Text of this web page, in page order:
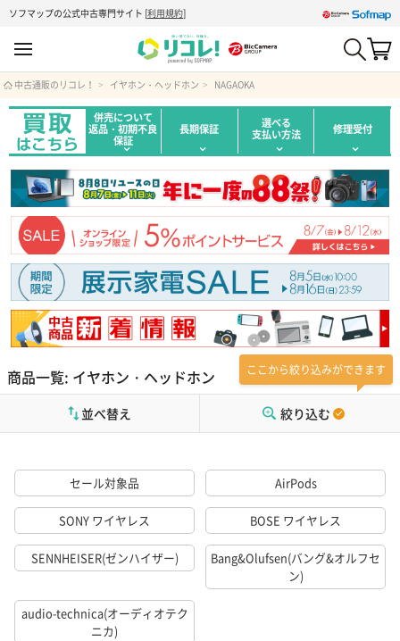
ソフマップの公式中古専門サイト [利用規約]
中古通販のリコレ！ イヤホン・ヘッドホン NAGAOKA
併売について
返品・初期不良
保証
長期保証 選べる
支払い方法 修理受付
商品一覧: イヤホン・ヘッドホン ここから絞り込みができます
絞り込む
並べ替え
セール対象品 AirPods
SONY ワイヤレス BOSE ワイヤレス
SENNHEISER(ゼンハイザー)
Bang&Olufsen(バング&オルフセ
ン)
audio-technica(オーディオテク
ニカ)